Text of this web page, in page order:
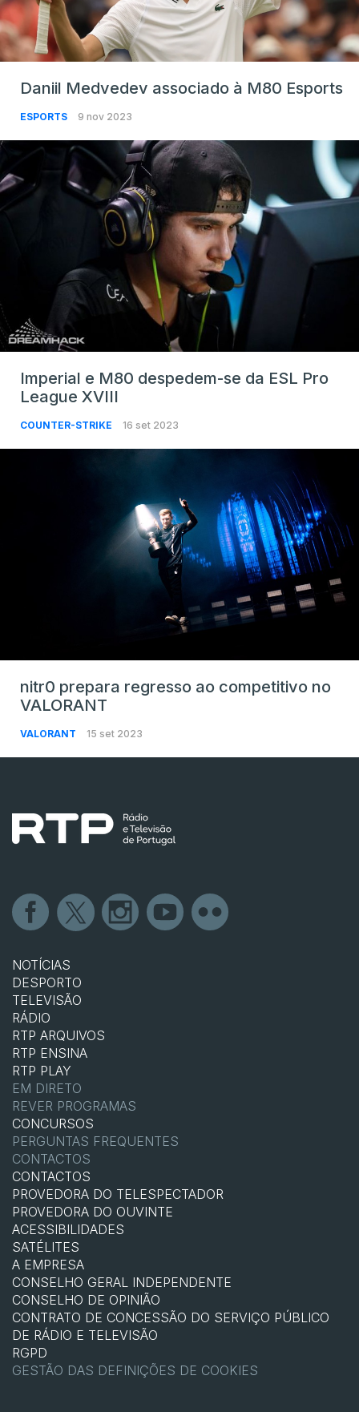
Daniil Medvedev associado à M80 Esports
ESPORTS 9 nov 2023
Imperial e M80 despedem-se da ESL Pro
League XVIII
COUNTER-STRIKE 16 set 2023
nitr0 prepara regresso ao competitivo no
VALORANT
VALORANT 15 set 2023
NOTÍCIAS
DESPORTO
TELEVISÃO
RÁDIO
RTP ARQUIVOS
RTP ENSINA
RTP PLAY
EM DIRETO
REVER PROGRAMAS
CONCURSOS
PERGUNTAS FREQUENTES
CONTACTOS
CONTACTOS
PROVEDORA DO TELESPECTADOR
PROVEDORA DO OUVINTE
ACESSIBILIDADES
SATÉLITES
A EMPRESA
CONSELHO GERAL INDEPENDENTE
CONSELHO DE OPINIÃO
CONTRATO DE CONCESSÃO DO SERVIÇO PÚBLICO
DE RÁDIO E TELEVISÃO
RGPD
GESTÃO DAS DEFINIÇÕES DE COOKIES